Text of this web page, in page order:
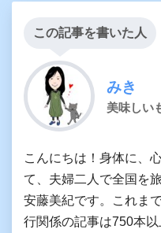
この記事を書いた人
みき
美味しい
こんにちは！身体に、
て、夫婦二人で全国を
安藤美紀です。これま
行関係の記事は750本